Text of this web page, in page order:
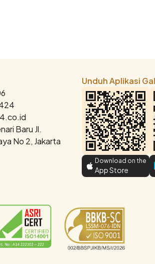
Baru Jl.
No 2, Jakarta
Unduh Aplikasi
Download on the
App Store